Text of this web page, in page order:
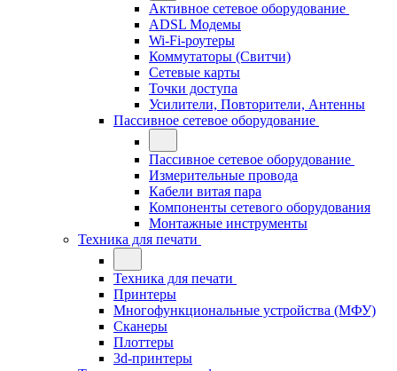
Активное сетевое оборудование
ADSL Модемы
Wi-Fi-роутеры
Коммутаторы (Свитчи)
Сетевые карты
Точки доступа
Усилители, Повторители, Антенны
Пассивное сетевое оборудование
Пассивное сетевое оборудование
Измерительные провода
Кабели витая пара
Компоненты сетевого оборудования
Монтажные инструменты
Техника для печати
Техника для печати
Принтеры
Многофункциональные устройства (МФУ)
Сканеры
Плоттеры
3d-принтеры